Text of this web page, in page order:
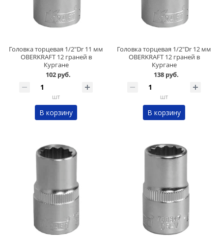
Головка торцевая 1/2"Dr 11 мм
OBERKRAFT 12 граней в
Кургане
102 руб.
шт
В корзину
Головка торцевая 1/2"Dr 12 мм
OBERKRAFT 12 граней в
Кургане
138 руб.
шт
В корзину